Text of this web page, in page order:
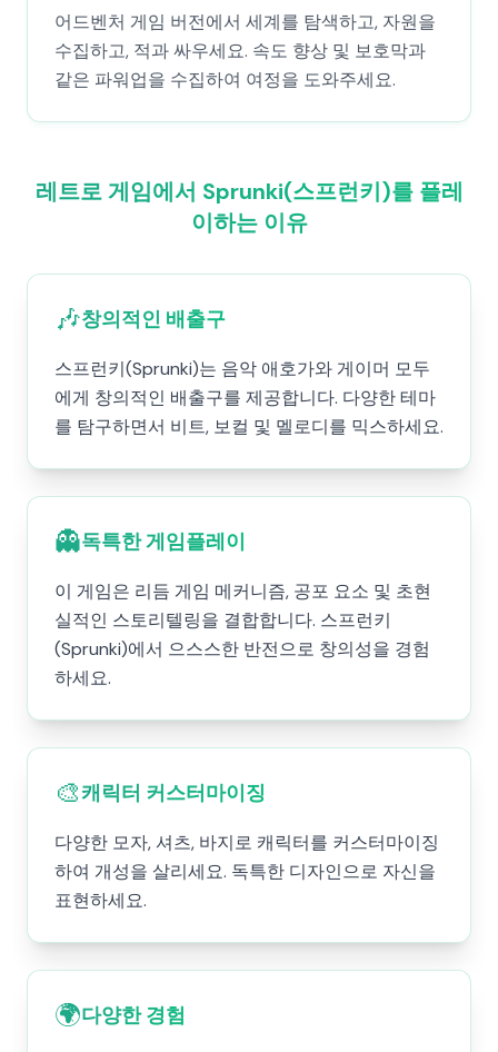
어드벤처 게임 버전에서 세계를 탐색하고, 자원을
수집하고, 적과 싸우세요. 속도 향상 및 보호막과
같은 파워업을 수집하여 여정을 도와주세요.
레트로 게임에서 Sprunki(스프런키)를 플레
이하는 이유
🎶창의적인 배출구
스프런키(Sprunki)는 음악 애호가와 게이머 모두
에게 창의적인 배출구를 제공합니다. 다양한 테마
를 탐구하면서 비트, 보컬 및 멜로디를 믹스하세요.
👻독특한 게임플레이
이 게임은 리듬 게임 메커니즘, 공포 요소 및 초현
실적인 스토리텔링을 결합합니다. 스프런키
(Sprunki)에서 으스스한 반전으로 창의성을 경험
하세요.
🎨캐릭터 커스터마이징
다양한 모자, 셔츠, 바지로 캐릭터를 커스터마이징
하여 개성을 살리세요. 독특한 디자인으로 자신을
표현하세요.
🌍다양한 경험